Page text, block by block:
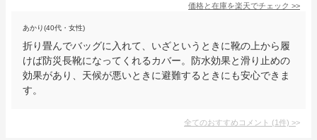
価格と在庫を楽天でチェック >>
あかり(40代・女性)
折り畳んでバッグに入れて、いざというときに靴の上から履
けば防災長靴になってくれるカバー。防水効果と滑り止めの
効果があり、天候が悪いときに避難するときにも安心できま
す。
全てのおすすめコメント (1件) >